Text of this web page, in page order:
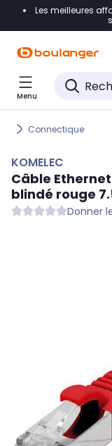
Accéder
Accéder
Accéder
Les meilleures
Menu
Connectique
KOMELEC
Câble Ethernet
blindé rouge
Donner